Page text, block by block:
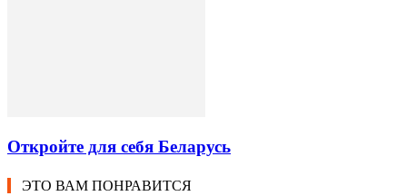
Откройте для себя Беларусь
ЭТО ВАМ ПОНРАВИТСЯ